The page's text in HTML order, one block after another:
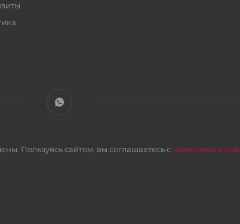
Пользуясь сайтом, вы соглашаетесь с политикой